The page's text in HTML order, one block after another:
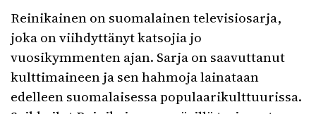
Reinikainen on suomalainen televisiosarja,
joka on viihdyttänyt katsojia jo
vuosikymmenten ajan. Sarja on saavuttanut
kulttimaineen ja sen hahmoja lainataan
edelleen suomalaisessa populaarikulttuurissa.